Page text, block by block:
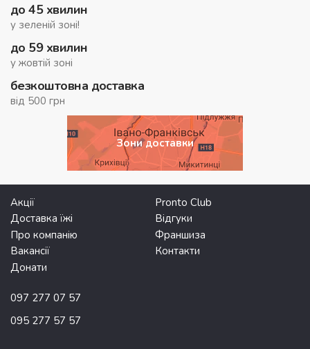
до 45 хвилин
у зеленій зоні!
до 59 хвилин
у жовтій зоні
безкоштовна доставка
від 500 грн
Зони доставки
Акції
Pronto Club
Доставка їжі
Відгуки
Про компанію
Франшиза
Вакансії
Контакти
Донати
097 277 07 57
095 277 57 57